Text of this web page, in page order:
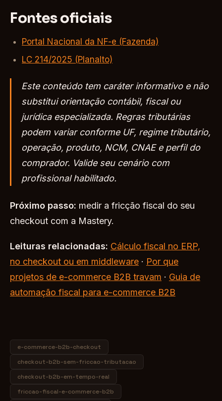
Fontes oficiais
Portal Nacional da NF-e (Fazenda)
LC 214/2025 (Planalto)
Este conteúdo tem caráter informativo e não
substitui orientação contábil, fiscal ou
jurídica especializada. Regras tributárias
podem variar conforme UF, regime tributário,
operação, produto, NCM, CNAE e perfil do
comprador. Valide seu cenário com
profissional habilitado.
Próximo passo: medir a fricção fiscal do seu
checkout com a Mastery.
Leituras relacionadas: Cálculo fiscal no ERP,
no checkout ou em middleware · Por que
projetos de e-commerce B2B travam · Guia de
automação fiscal para e-commerce B2B
e-commerce-b2b-checkout
checkout-b2b-sem-friccao-tributacao
checkout-b2b-em-tempo-real
friccao-fiscal-e-commerce-b2b